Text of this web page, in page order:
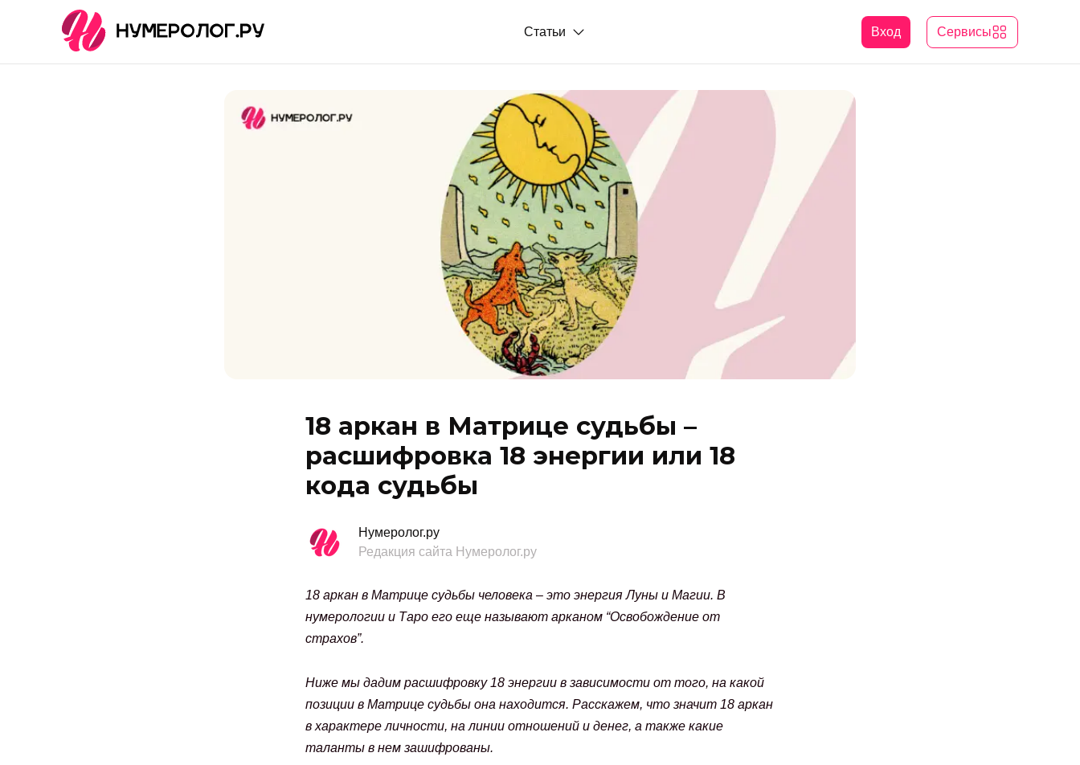
Статьи Вход Сервисы
18 аркан в Матрице судьбы –
расшифровка 18 энергии или 18
кода судьбы
Нумеролог.ру
Редакция сайта Нумеролог.ру
18 аркан в Матрице судьбы человека – это энергия Луны и Магии. В
нумерологии и Таро его еще называют арканом “Освобождение от
страхов”.
Ниже мы дадим расшифровку 18 энергии в зависимости от того, на какой
позиции в Матрице судьбы она находится. Расскажем, что значит 18 аркан
в характере личности, на линии отношений и денег, а также какие
таланты в нем зашифрованы.